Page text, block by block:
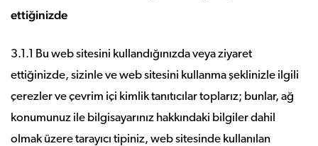
ettiğinizde
3.1.1 Bu web sitesini kullandığınızda veya ziyaret
ettiğinizde, sizinle ve web sitesini kullanma şeklinizle ilgili
çerezler ve çevrim içi kimlik tanıtıcılar toplarız; bunlar, ağ
konumunuz ile bilgisayarınız hakkındaki bilgiler dahil
olmak üzere tarayıcı tipiniz, web sitesinde kullanılan